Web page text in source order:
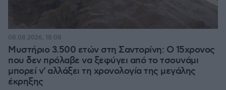
Μυστήριο 3.500 ετών στη Σαντορίνη: Ο 15χρονος
που δεν πρόλαβε να ξεφύγει από το τσουνάμι
μπορεί ν' αλλάξει τη χρονολογία της μεγάλης
έκρηξης
08.08.2026, 18:08